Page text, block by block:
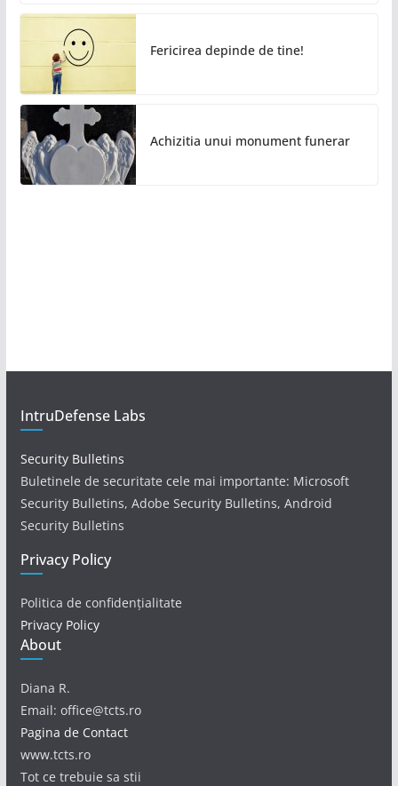
Fericirea depinde de tine!
Achizitia unui monument funerar
IntruDefense Labs
Security Bulletins
Buletinele de securitate cele mai importante: Microsoft
Security Bulletins, Adobe Security Bulletins, Android
Security Bulletins
Privacy Policy
Politica de confidențialitate
Privacy Policy
About
Diana R.
Email: office@tcts.ro
Pagina de Contact
www.tcts.ro
Tot ce trebuie sa stii